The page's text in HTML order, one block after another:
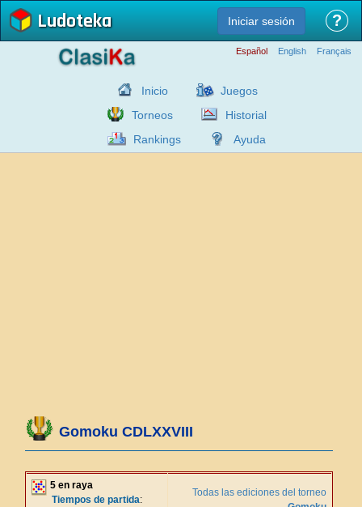
Ludoteka Iniciar sesión ?
Español English Français
Inicio
Juegos
Torneos
Historial
Rankings
Ayuda
Gomoku CDLXXVIII
5 en raya
Tiempos de partida:
Todas las ediciones del torneo